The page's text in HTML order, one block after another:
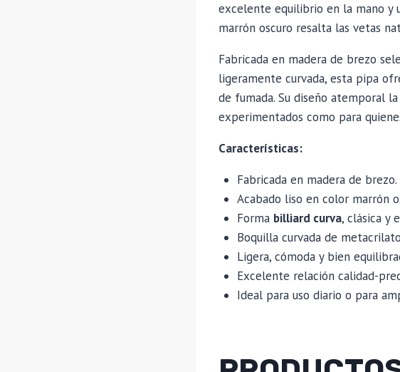
excelente equilibrio en la mano y
marrón oscuro resalta las vetas
Fabricada en madera de brezo
ligeramente curvada, esta pipa
de fumada. Su diseño atemporal
experimentados como para
Características:
Fabricada en madera de brezo.
Acabado liso en color marrón
Forma billiard curva, clásica y
Boquilla curvada de
Ligera, cómoda y bien
Excelente relación calidad-
Ideal para uso diario o para